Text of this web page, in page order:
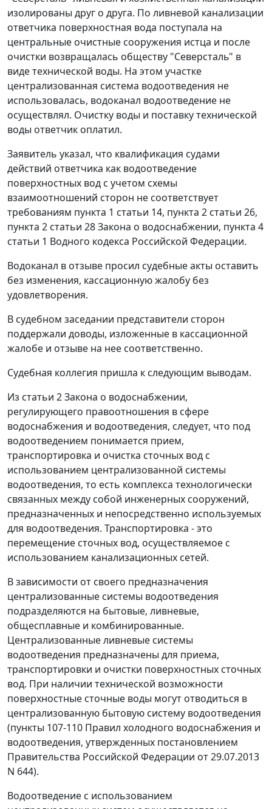
изолированы друг о друга. По ливневой канализации
ответчика поверхностная вода поступала на
центральные очистные сооружения истца и после
очистки возвращалась обществу "Северсталь" в
виде технической воды. На этом участке
централизованная система водоотведения не
использовалась, водоканал водоотведение не
осуществлял. Очистку воды и поставку технической
воды ответчик оплатил.
Заявитель указал, что квалификация судами
действий ответчика как водоотведение
поверхностных вод с учетом схемы
взаимоотношений сторон не соответствует
требованиям пункта 1 статьи 14, пункта 2 статьи 26,
пункта 2 статьи 28 Закона о водоснабжении, пункта 4
статьи 1 Водного кодекса Российской Федерации.
Водоканал в отзыве просил судебные акты оставить
без изменения, кассационную жалобу без
удовлетворения.
В судебном заседании представители сторон
поддержали доводы, изложенные в кассационной
жалобе и отзыве на нее соответственно.
Судебная коллегия пришла к следующим выводам.
Из статьи 2 Закона о водоснабжении,
регулирующего правоотношения в сфере
водоснабжения и водоотведения, следует, что под
водоотведением понимается прием,
транспортировка и очистка сточных вод с
использованием централизованной системы
водоотведения, то есть комплекса технологически
связанных между собой инженерных сооружений,
предназначенных и непосредственно используемых
для водоотведения. Транспортировка - это
перемещение сточных вод, осуществляемое с
использованием канализационных сетей.
В зависимости от своего предназначения
централизованные системы водоотведения
подразделяются на бытовые, ливневые,
общесплавные и комбинированные.
Централизованные ливневые системы
водоотведения предназначены для приема,
транспортировки и очистки поверхностных сточных
вод. При наличии технической возможности
поверхностные сточные воды могут отводиться в
централизованную бытовую систему водоотведения
(пункты 107-110 Правил холодного водоснабжения и
водоотведения, утвержденных постановлением
Правительства Российской Федерации от 29.07.2013
N 644).
Водоотведение с использованием